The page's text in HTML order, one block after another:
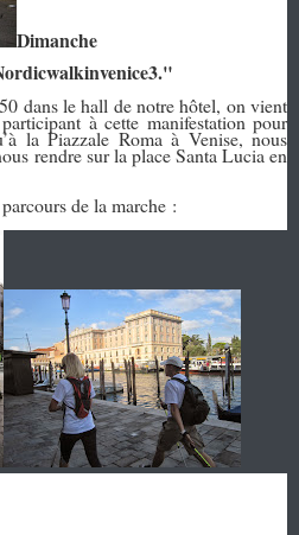
Dimanche
dans le hall de notre hôtel, on vient
à cette manifestation pour
la Piazzale Roma à Venise, nous
rendre sur la place Santa Lucia en
de la marche :